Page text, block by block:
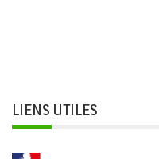
LIENS UTILES